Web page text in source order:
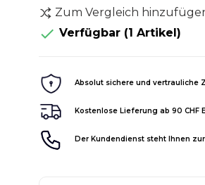
Zum Vergleich
 Verfügbar (1 Artikel)
Absolut sichere und vertrauliche
Kostenlose Lieferung ab 90 CHF
Der Kundendienst steht Ihnen